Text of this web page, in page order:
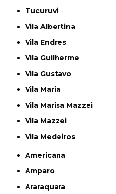
Tucuruvi
Vila Albertina
Vila Endres
Vila Guilherme
Vila Gustavo
Vila Maria
Vila Marisa Mazzei
Vila Mazzei
Vila Medeiros
Americana
Amparo
Araraquara